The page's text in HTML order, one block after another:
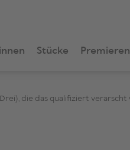
Stücke Premieren
die das qualifiziert